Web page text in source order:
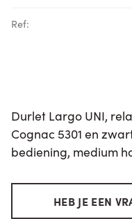
Ref:
Durlet Largo UNI,
Cognac 5301 en
bediening, medium
HEB JE EEN